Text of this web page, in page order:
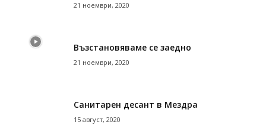
21 ноември, 2020
Възстановяваме се заедно
21 ноември, 2020
Санитарен десант в Мездра
15 август, 2020